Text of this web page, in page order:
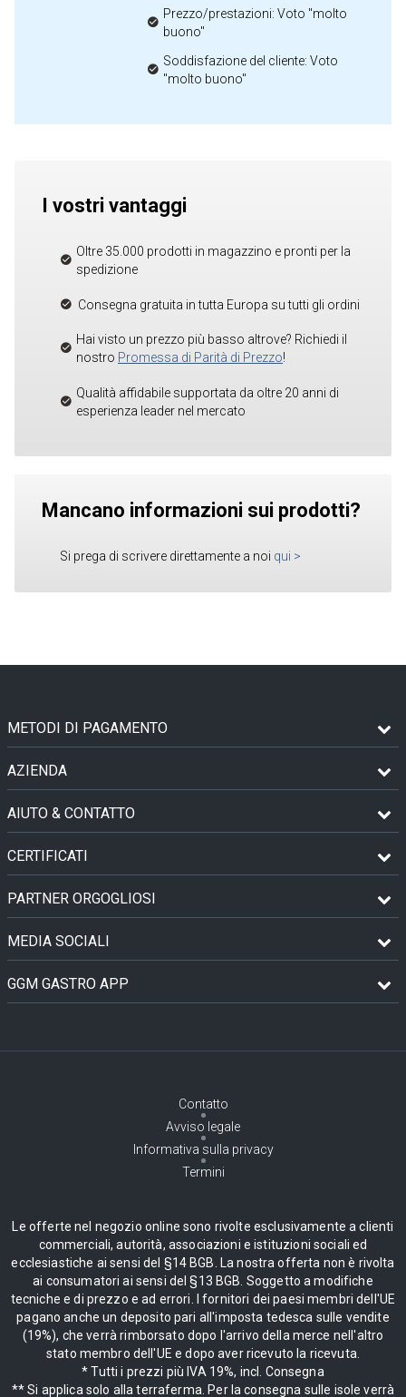
Prezzo/prestazioni: Voto "molto
buono"
Soddisfazione del cliente: Voto
"molto buono"
I vostri vantaggi
Oltre 35.000 prodotti in magazzino e pronti per la
spedizione
Consegna gratuita in tutta Europa su tutti gli ordini
Hai visto un prezzo più basso altrove? Richiedi il
nostro Promessa di Parità di Prezzo!
Qualità affidabile supportata da oltre 20 anni di
esperienza leader nel mercato
Mancano informazioni sui prodotti?
Si prega di scrivere direttamente a noi qui >
METODI DI PAGAMENTO
AZIENDA
AIUTO & CONTATTO
CERTIFICATI
PARTNER ORGOGLIOSI
MEDIA SOCIALI
GGM GASTRO APP
Contatto
Avviso legale
Informativa sulla privacy
Termini
Le offerte nel negozio online sono rivolte esclusivamente a clienti
commerciali, autorità, associazioni e istituzioni sociali ed
ecclesiastiche ai sensi del §14 BGB. La nostra offerta non è rivolta
ai consumatori ai sensi del §13 BGB. Soggetto a modifiche
tecniche e di prezzo e ad errori. I fornitori dei paesi membri dell'UE
pagano anche un deposito pari all'imposta tedesca sulle vendite
(19%), che verrà rimborsato dopo l'arrivo della merce nell'altro
stato membro dell'UE e dopo aver ricevuto la ricevuta.
* Tutti i prezzi più IVA 19%, incl. Consegna
** Si applica solo alla terraferma. Per la consegna sulle isole verrà